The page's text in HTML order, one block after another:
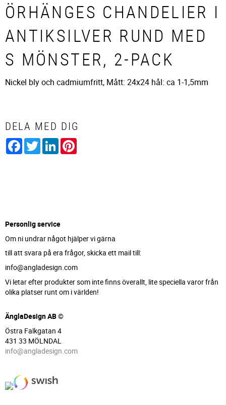
ÖRHÄNGES CHANDELIER I
ANTIKSILVER RUND MED
S MÖNSTER, 2-PACK
Nickel bly och cadmiumfritt, Mått: 24x24 hål: ca 1-1,5mm
DELA MED DIG
Facebook
TwitterLinkedIn
Personlig service
Om ni undrar något hjälper vi gärna
till att svara på era frågor, skicka ett mail till:
info@angladesign.com
Vi letar efter produkter som inte finns överallt, lite speciella varor från
olika platser runt om i världen!
ÄnglaDesign AB ©
Östra Falkgatan 4
431 33 MÖLNDAL
info@angladesign.com